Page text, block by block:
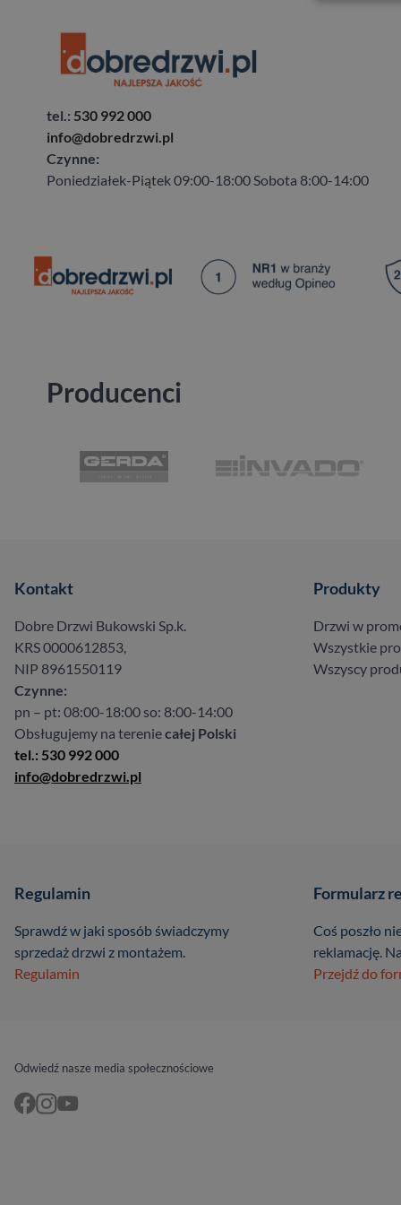
tel.: 530 992 000
info@dobredrzwi.pl
Czynne:
Poniedziałek-Piątek 09:00-18:00 Sobota 8:00-14:00
Producenci
Kontakt
Dobre Drzwi Bukowski Sp.k.
KRS 0000612853,
NIP 8961550119
Czynne:
pn – pt: 08:00-18:00 so: 8:00-14:00
Obsługujemy na tereniecałej Polski
tel.: 530 992 000
info@dobredrzwi.pl
Produkty
Drzwi w
Wszystkie
Wszyscy
Regulamin
Sprawdź w jaki sposób świadczymy
sprzedaż drzwi z montażem.
Regulamin
Formularz
Coś poszło
reklamację.
Przejdź do
Odwiedź nasze media społecznościowe